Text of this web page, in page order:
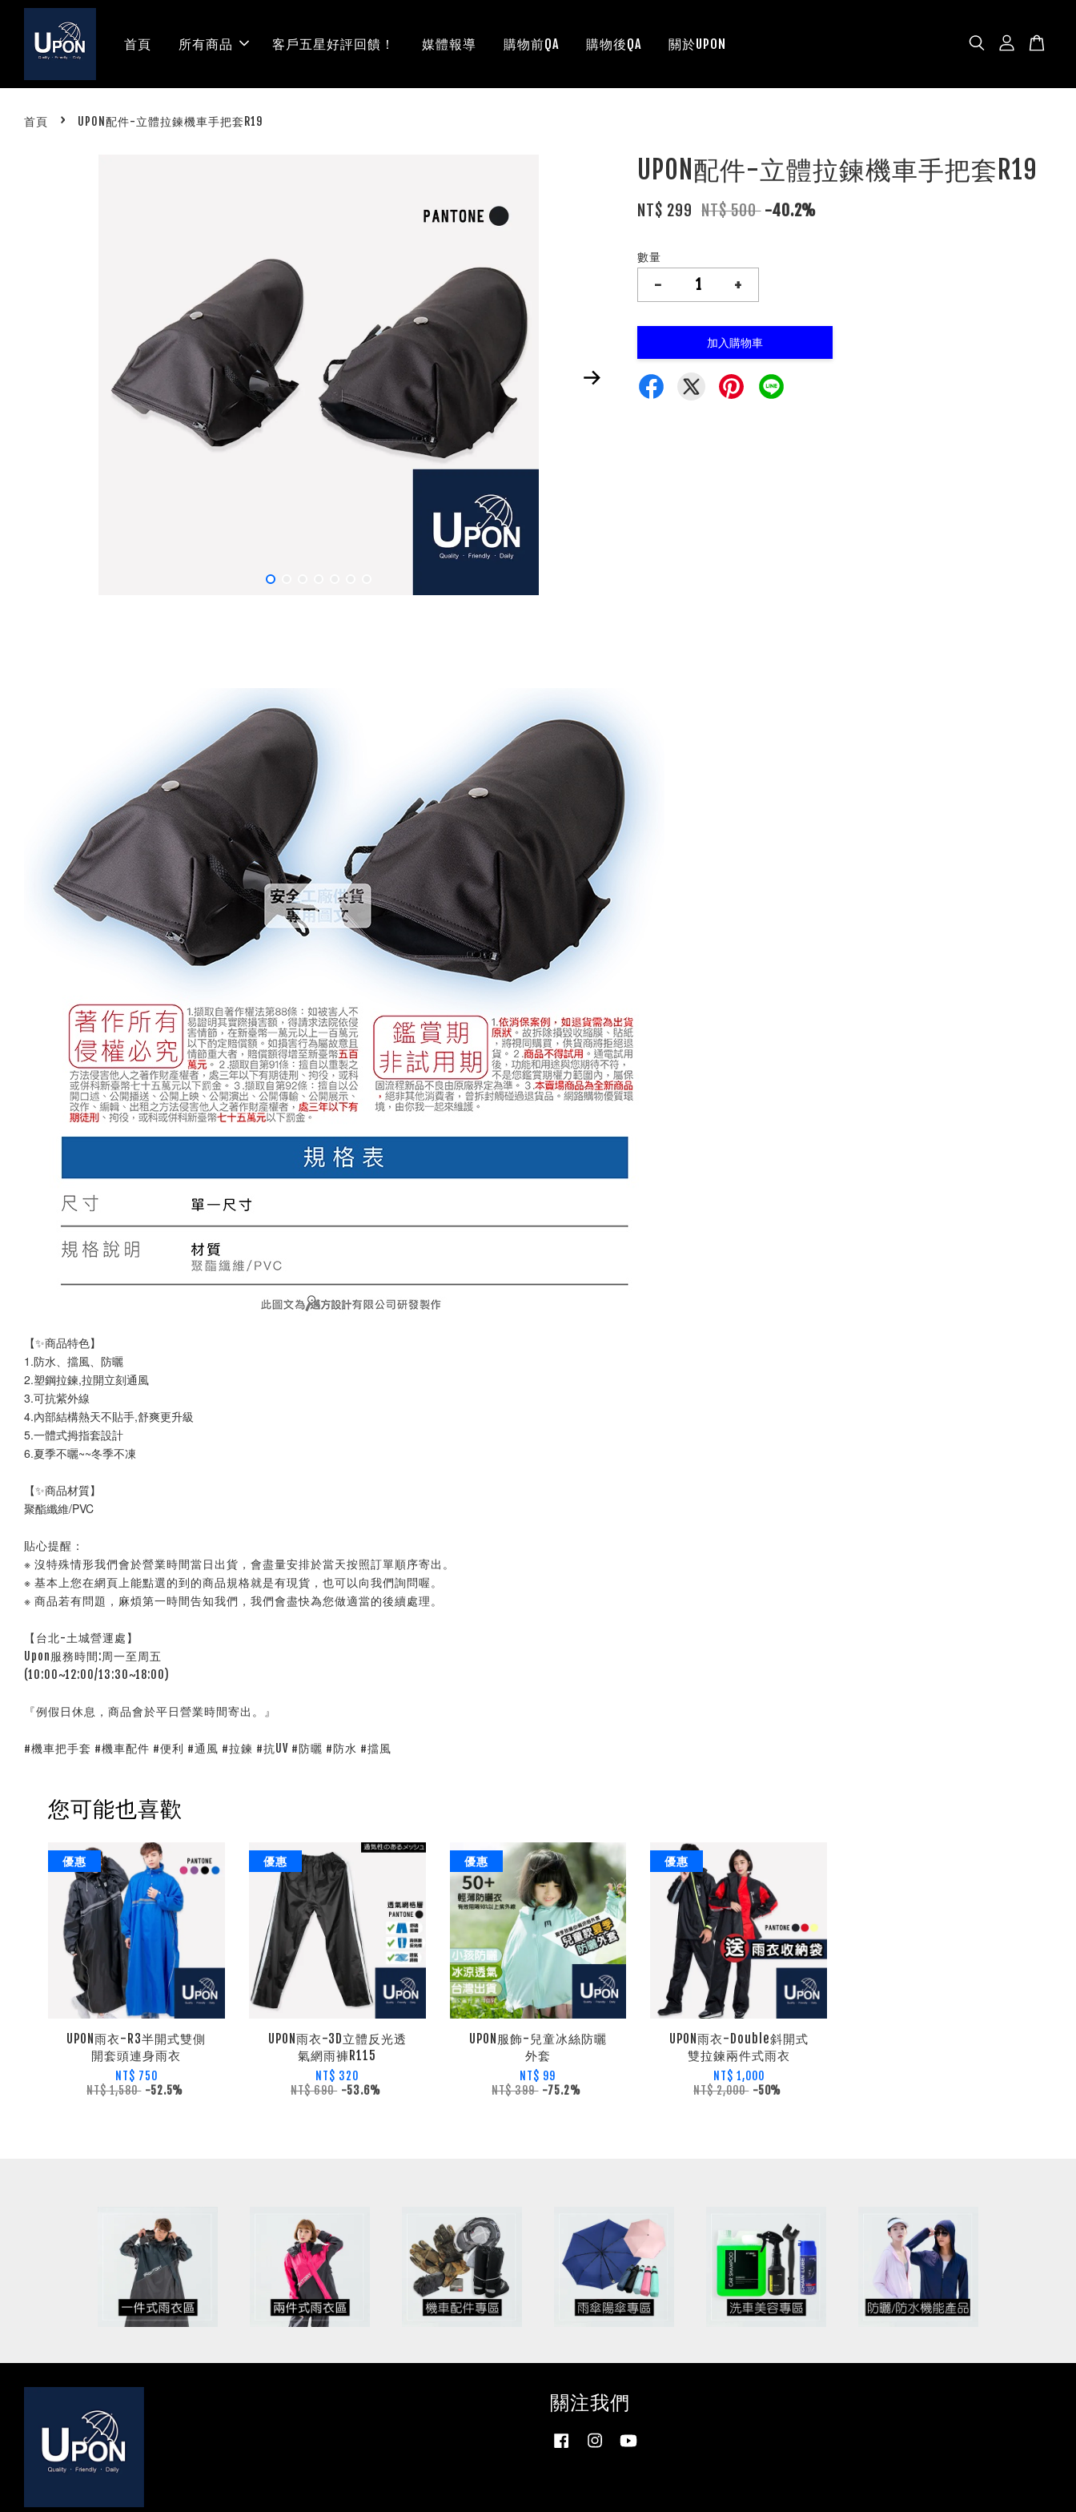
首頁 所有商品 客戶五星好評回饋！ 媒體報導 購物前QA 購物後QA 關於UPON
首頁 › UPON配件-立體拉鍊機車手把套R19
UPON配件-立體拉鍊機車手把套R19
NT$ 299 NT$ 500 -40.2%
數量
- +
加入購物車
【✨商品特色】
1.防水、擋風、防曬
2.塑鋼拉鍊,拉開立刻通風
3.可抗紫外線
4.內部結構熱天不貼手,舒爽更升級
5.一體式拇指套設計
6.夏季不曬~~冬季不凍
【✨商品材質】
聚酯纖維/PVC
貼心提醒：
※ 沒特殊情形我們會於營業時間當日出貨，會盡量安排於當天按照訂單順序寄出。
※ 基本上您在網頁上能點選的到的商品規格就是有現貨，也可以向我們詢問喔。
※ 商品若有問題，麻煩第一時間告知我們，我們會盡快為您做適當的後續處理。
【台北-土城營運處】
Upon服務時間:周一至周五
(10:00~12:00/13:30~18:00)
『例假日休息，商品會於平日營業時間寄出。』
#機車把手套 #機車配件 #便利 #通風 #拉鍊 #抗UV #防曬 #防水 #擋風
您可能也喜歡
優惠
UPON雨衣-R3半開式雙側
開套頭連身雨衣
NT$ 750
NT$ 1,580 -52.5%
優惠
UPON雨衣-3D立體反光透
氣網雨褲R115
NT$ 320
NT$ 690 -53.6%
優惠
UPON服飾-兒童冰絲防曬
外套
NT$ 99
NT$ 399 -75.2%
優惠
UPON雨衣-Double斜開式
雙拉鍊兩件式雨衣
NT$ 1,000
NT$ 2,000 -50%
關注我們
Facebook Instagram